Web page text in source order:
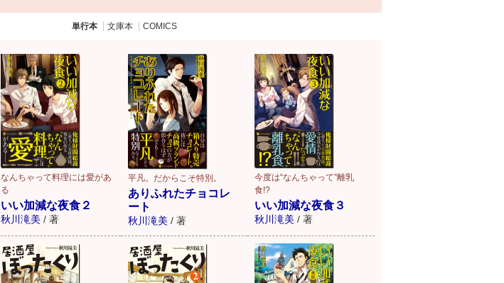
単行本 文庫本 COMICS
なんちゃって料理には愛があ
る
いい加減な夜食２
秋川滝美 / 著
平凡。だからこそ特別。
ありふれたチョコレ
ート
秋川滝美 / 著
今度は“なんちゃって”離乳
食!?
いい加減な夜食３
秋川滝美 / 著